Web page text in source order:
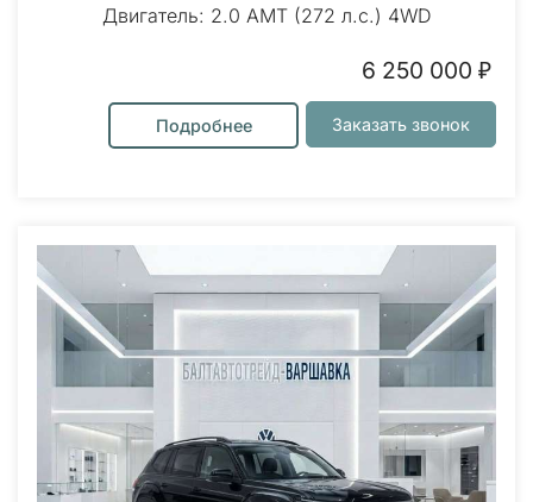
Двигатель: 2.0 AMT (272 л.с.) 4WD
6 250 000 ₽
Подробнее Заказать звонок